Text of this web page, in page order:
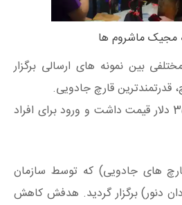
مجیک ماشروم ها
بین نمونه های ارسالی برگزار
قدرتمندترین قارچ جادویی.
بلیط ورودیه این رویداد 35 دلار قیمت داشت و ورود برای افراد
های جادویی) که توسط سازمان
دنور) برگزار گردید. هدفش کاهش